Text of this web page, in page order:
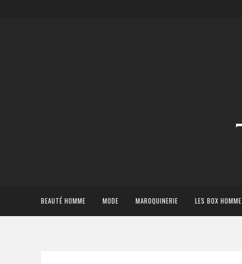
BEAUTÉ HOMME MODE MAROQUINERIE LES BOX HOMME